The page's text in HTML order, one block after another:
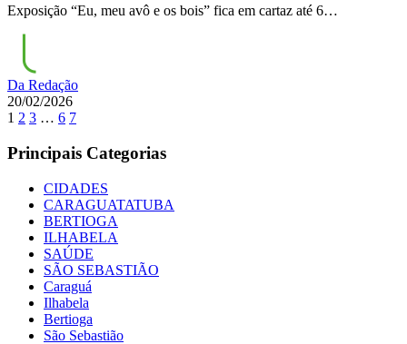
Exposição “Eu, meu avô e os bois” fica em cartaz até 6…
Da Redação
20/02/2026
1 2 3 … 6 7
Principais Categorias
CIDADES
CARAGUATATUBA
BERTIOGA
ILHABELA
SAÚDE
SÃO SEBASTIÃO
Caraguá
Ilhabela
Bertioga
São Sebastião